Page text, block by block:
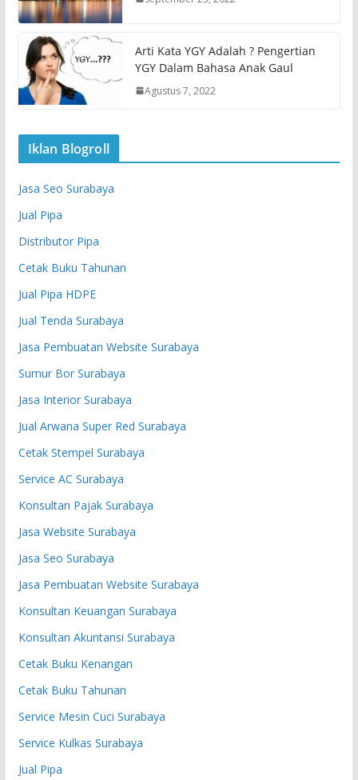
Arti Kata YGY Adalah ? Pengertian
YGY Dalam Bahasa Anak Gaul
Agustus 7, 2022
Iklan Blogroll
Jasa Seo Surabaya
Jual Pipa
Distributor Pipa
Cetak Buku Tahunan
Jual Pipa HDPE
Jual Tenda Surabaya
Jasa Pembuatan Website Surabaya
Sumur Bor Surabaya
Jasa Interior Surabaya
Jual Arwana Super Red Surabaya
Cetak Stempel Surabaya
Service AC Surabaya
Konsultan Pajak Surabaya
Jasa Website Surabaya
Jasa Seo Surabaya
Jasa Pembuatan Website Surabaya
Konsultan Keuangan Surabaya
Konsultan Akuntansi Surabaya
Cetak Buku Kenangan
Cetak Buku Tahunan
Service Mesin Cuci Surabaya
Service Kulkas Surabaya
Jual Pipa